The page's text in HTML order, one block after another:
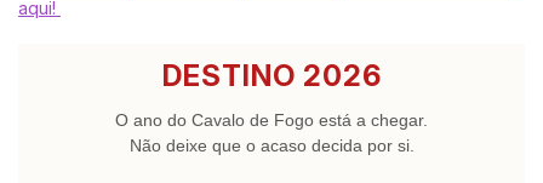
aqui!
DESTINO 2026
O ano do Cavalo de Fogo está a chegar.
Não deixe que o acaso decida por si.